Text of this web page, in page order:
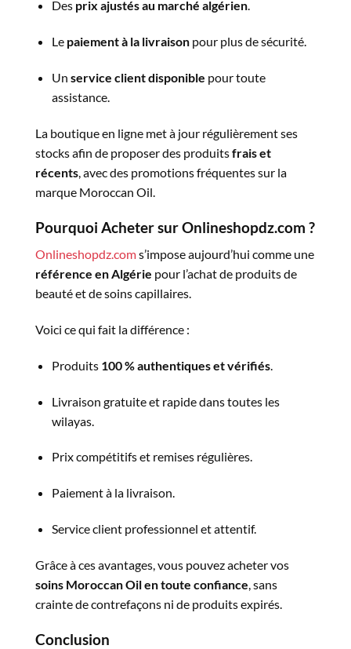
Des prix ajustés au marché algérien.
Le paiement à la livraisonpour plus de sécurité.
Un service client disponible pour toute
assistance.
La boutique en ligne met à jour régulièrement ses
stocks afin de proposer des produitsfrais et
récents , avec des promotions fréquentes sur la
marque Moroccan Oil.
Pourquoi Acheter sur Onlineshopdz.com ?
Onlineshopdz.coms’impose aujourd’hui comme une
référence en Algérie pour l’achat de produits de
beauté et de soins capillaires.
Voici ce qui fait la différence :
Produits 100 % authentiques et vérifiés.
Livraison gratuite et rapide dans toutes les
wilayas.
Prix compétitifs et remises régulières.
Paiement à la livraison.
Service client professionnel et attentif.
Grâce à ces avantages, vous pouvez acheter vos
soins Moroccan Oil en toute confiance , sans
crainte de contrefaçons ni de produits expirés.
Conclusion